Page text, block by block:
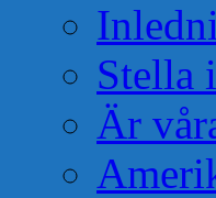
Stella
Är